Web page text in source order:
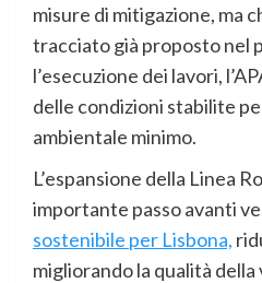
misure di mitigazione, ma
tracciato già proposto nel
l’esecuzione dei lavori,
delle condizioni stabilite
ambientale minimo.
L’espansione della Linea
importante passo avanti
sostenibile per Lisbona,
migliorando la qualità